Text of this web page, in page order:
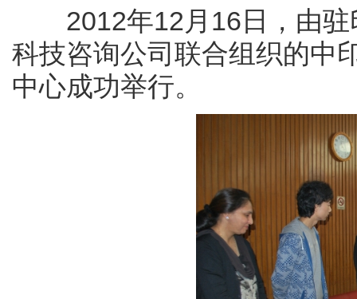
2012年12月16日，由驻
科技咨询公司联合组织的中
中心成功举行。